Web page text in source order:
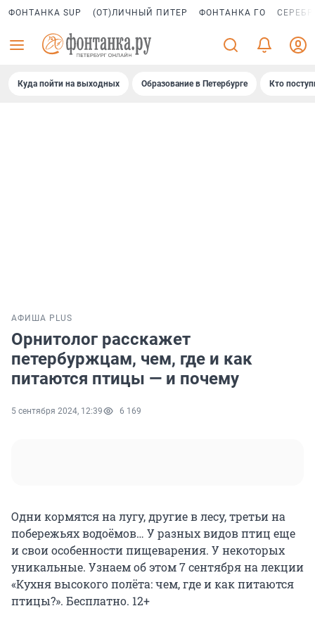
ФОНТАНКА SUP (ОТ)ЛИЧНЫЙ ПИТЕР ФОНТАНКА ГО
Куда пойти на выходных Образование в Петербурге Кто
АФИША PLUS
Орнитолог расскажет
петербуржцам, чем, где и как
питаются птицы — и почему
5 сентября 2024, 12:39 6 169
Одни кормятся на лугу, другие в лесу, третьи на
побережьях водоёмов… У разных видов птиц еще
и свои особенности пищеварения. У некоторых
уникальные. Узнаем об этом 7 сентября на лекции
«Кухня высокого полёта: чем, где и как питаются
птицы?». Бесплатно. 12+